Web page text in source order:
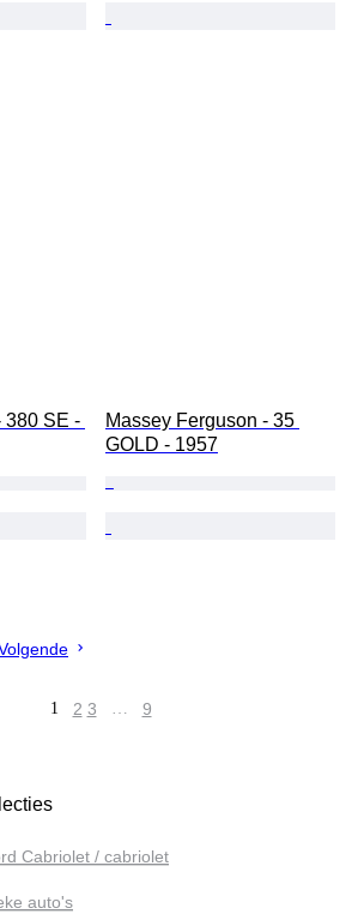
380 SE -
Massey Ferguson - 35
GOLD - 1957
1 2 3 … 9
Cabriolet / cabriolet
auto's